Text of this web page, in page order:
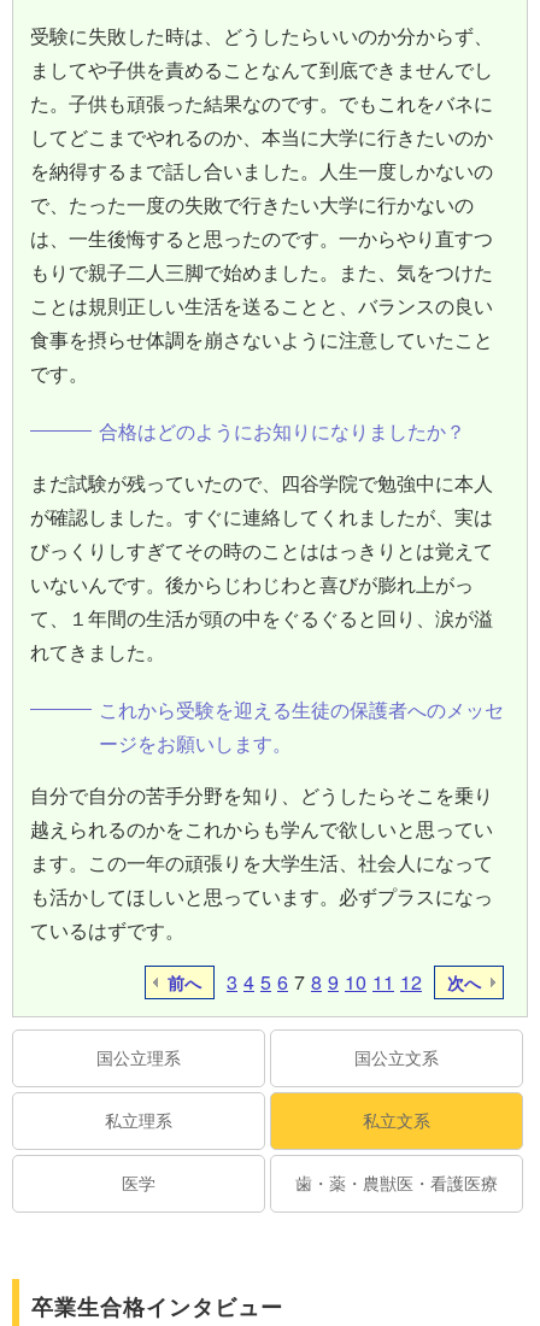
受験に失敗した時は、どうしたらいいのか分からず、
ましてや子供を責めることなんて到底できませんでし
た。子供も頑張った結果なのです。でもこれをバネに
してどこまでやれるのか、本当に大学に行きたいのか
を納得するまで話し合いました。人生一度しかないの
で、たった一度の失敗で行きたい大学に行かないの
は、一生後悔すると思ったのです。一からやり直すつ
もりで親子二人三脚で始めました。また、気をつけた
ことは規則正しい生活を送ることと、バランスの良い
食事を摂らせ体調を崩さないように注意していたこと
です。
合格はどのようにお知りになりましたか？
まだ試験が残っていたので、四谷学院で勉強中に本人
が確認しました。すぐに連絡してくれましたが、実は
びっくりしすぎてその時のことははっきりとは覚えて
いないんです。後からじわじわと喜びが膨れ上がっ
て、１年間の生活が頭の中をぐるぐると回り、涙が溢
れてきました。
これから受験を迎える生徒の保護者へのメッセ
ージをお願いします。
自分で自分の苦手分野を知り、どうしたらそこを乗り
越えられるのかをこれからも学んで欲しいと思ってい
ます。この一年の頑張りを大学生活、社会人になって
も活かしてほしいと思っています。必ずプラスになっ
ているはずです。
前へ 3 4 5 6 7 8 9 10 11 12 次へ
国公立理系 国公立文系
私立理系 私立文系
医学 歯・薬・農獣医・看護医療
卒業生合格インタビュー